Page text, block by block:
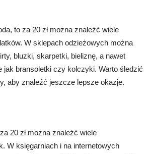
to za 20 zł można znaleźć wiele
W sklepach odzieżowych można
bluzki, skarpetki, bieliznę, a nawet
jak bransoletki czy kolczyki. Warto śledzić
aby znaleźć jeszcze lepsze okazje.
20 zł można znaleźć wiele
W księgarniach i na internetowych